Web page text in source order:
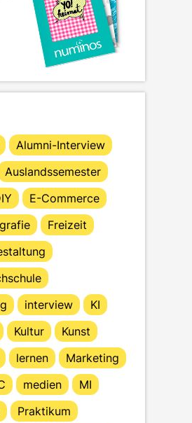
Alumni-Interview
Auslandssemester
E-Commerce
Freizeit
interview
KI
Kultur
Kunst
lernen
Marketing
medien
MI
Praktikum